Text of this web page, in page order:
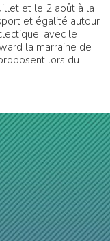
et le 2 août à la
et égalité autour
avec le
la marraine de
lors du